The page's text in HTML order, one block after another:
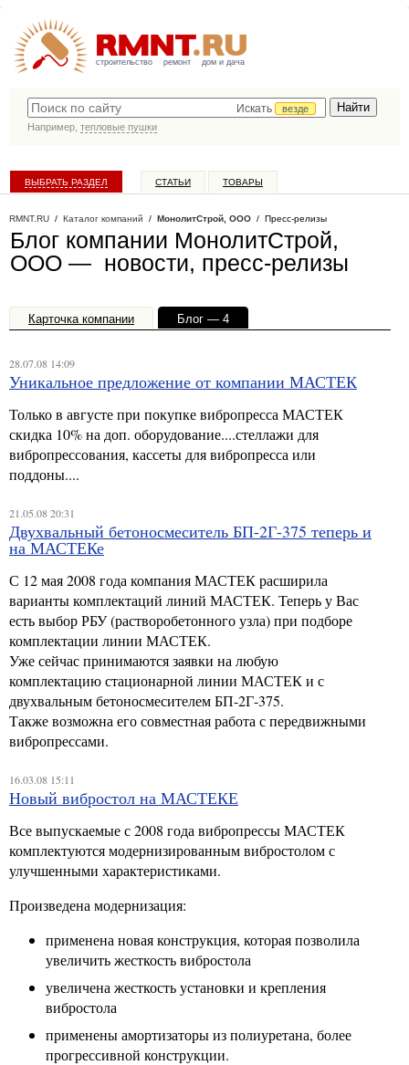
строительство ремонт дом и дача
Искать
везде
Например, тепловые пушки
ВЫБРАТЬ РАЗДЕЛ СТАТЬИ ТОВАРЫ
RMNT.RU / Каталог компаний / МонолитСтрой, ООО / Пресс-релизы
Блог компании МонолитСтрой,
ООО — новости, пресс-релизы
Карточка компании
Блог — 4
28.07.08 14:09
Уникальное предложение от компании МАСТЕК
Только в августе при покупке вибропресса МАСТЕК
скидка 10% на доп. оборудование....стеллажи для
вибропрессования, кассеты для вибропресса или
поддоны....
21.05.08 20:31
Двухвальный бетоносмеситель БП-2Г-375 теперь и
на МАСТЕКе
С 12 мая 2008 года компания МАСТЕК расширила
варианты комплектаций линий МАСТЕК. Теперь у Вас
есть выбор РБУ (растворобетонного узла) при подборе
комплектации линии МАСТЕК.
Уже сейчас принимаются заявки на любую
комплектацию стационарной линии МАСТЕК и с
двухвальным бетоносмесителем БП-2Г-375.
Также возможна его совместная работа с передвижными
вибропрессами.
16.03.08 15:11
Новый вибростол на МАСТЕКЕ
Все выпускаемые с 2008 года вибропрессы МАСТЕК
комплектуются модернизированным вибростолом с
улучшенными характеристиками.
Произведена модернизация:
применена новая конструкция, которая позволила
увеличить жесткость вибростола
увеличена жесткость установки и крепления
вибростола
применены амортизаторы из полиуретана, более
прогрессивной конструкции.